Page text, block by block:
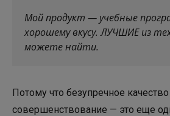
Мой продукт — учебные
хорошему вкусу. ЛУЧШИЕ из
можете найти.
Потому что безупречное
совершенствование — это еще